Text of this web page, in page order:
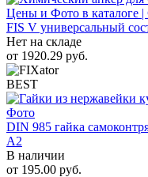
FIS V универсальный
Нет на складе
от 1920.29 руб.
BEST
DIN 985 гайка
A2
В наличии
от 195.00 руб.